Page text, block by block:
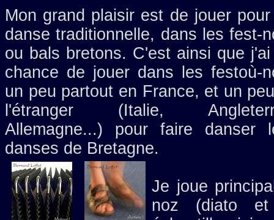
Mon grand plaisir est de jouer
danse traditionnelle, dans les fest-
ou bals bretons. C'est ainsi que
chance de jouer dans les festoù-
un peu partout en France, et un
l'étranger (Italie,
Allemagne...) pour faire danser
danses de Bretagne.
Je joue
noz (diato et